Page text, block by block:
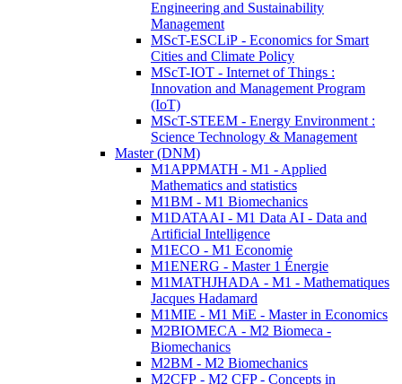
Engineering and Sustainability
Management
MScT-ESCLiP - Economics for Smart
Cities and Climate Policy
MScT-IOT - Internet of Things :
Innovation and Management Program
(IoT)
MScT-STEEM - Energy Environment :
Science Technology & Management
Master (DNM)
M1APPMATH - M1 - Applied
Mathematics and statistics
M1BM - M1 Biomechanics
M1DATAAI - M1 Data AI - Data and
Artificial Intelligence
M1ECO - M1 Economie
M1ENERG - Master 1 Énergie
M1MATHJHADA - M1 - Mathematiques
Jacques Hadamard
M1MIE - M1 MiE - Master in Economics
M2BIOMECA - M2 Biomeca -
Biomechanics
M2BM - M2 Biomechanics
M2CFP - M2 CFP - Concepts in